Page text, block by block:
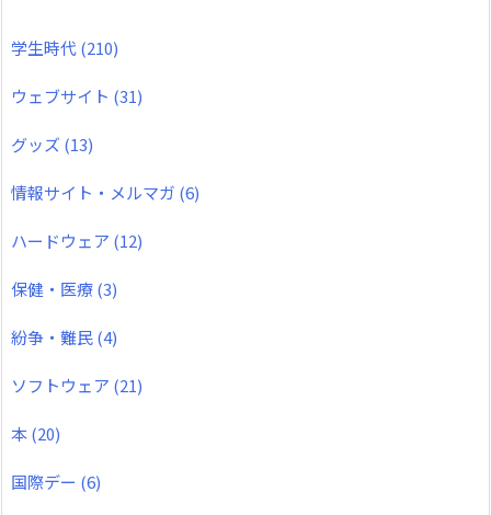
学生時代(210)
ウェブサイト (31)
グッズ (13)
情報サイト・メルマガ (6)
ハードウェア (12)
保健・医療(3)
紛争・難民(4)
ソフトウェア (21)
本(20)
国際デー (6)